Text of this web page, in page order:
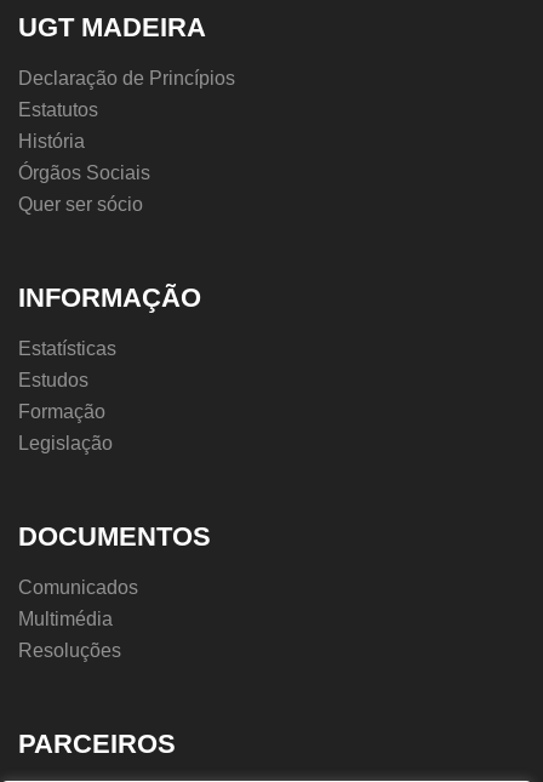
UGT MADEIRA
Declaração de Princípios
Estatutos
História
Órgãos Sociais
Quer ser sócio
INFORMAÇÃO
Estatísticas
Estudos
Formação
Legislação
DOCUMENTOS
Comunicados
Multimédia
Resoluções
PARCEIROS